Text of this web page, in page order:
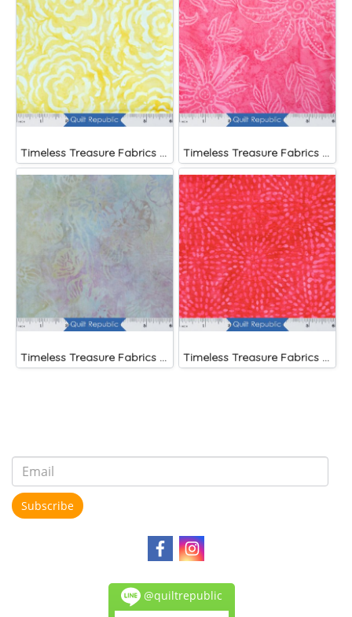
Timeless Treasure Fabrics Tonga Batiks Brightside Large Roses Sun Timeless Treasure Fabrics Tonga Batiks Brightside Pink Scalloped Flower
Timeless Treasure Fabrics Tonga Batiks Mariposa Celular Tropical Flowers Mist Timeless Treasure Fabrics Tonga Batiks Liberty Fireworks Stripes
Subscribe
@quiltrepublic